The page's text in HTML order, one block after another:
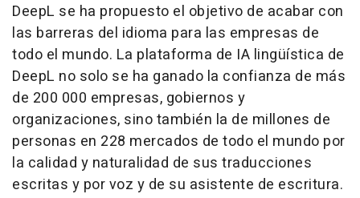
DeepL se ha propuesto el objetivo de acabar con
las barreras del idioma para las empresas de
todo el mundo. La plataforma de IA lingüística de
DeepL no solo se ha ganado la confianza de más
de 200 000 empresas, gobiernos y
organizaciones, sino también la de millones de
personas en 228 mercados de todo el mundo por
la calidad y naturalidad de sus traducciones
escritas y por voz y de su asistente de escritura.